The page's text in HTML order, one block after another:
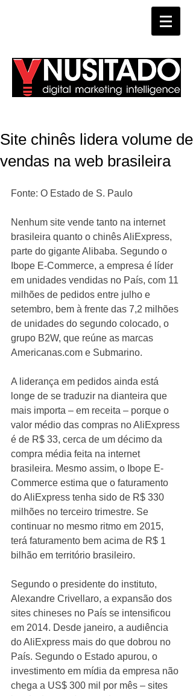
Site chinês lidera volume de
vendas na web brasileira
Fonte: O Estado de S. Paulo
Nenhum site vende tanto na internet
brasileira quanto o chinês AliExpress,
parte do gigante Alibaba. Segundo o
Ibope E-Commerce, a empresa é líder
em unidades vendidas no País, com 11
milhões de pedidos entre julho e
setembro, bem à frente das 7,2 milhões
de unidades do segundo colocado, o
grupo B2W, que reúne as marcas
Americanas.com e Submarino.
A liderança em pedidos ainda está
longe de se traduzir na dianteira que
mais importa – em receita – porque o
valor médio das compras no AliExpress
é de R$ 33, cerca de um décimo da
compra média feita na internet
brasileira. Mesmo assim, o Ibope E-
Commerce estima que o faturamento
do AliExpress tenha sido de R$ 330
milhões no terceiro trimestre. Se
continuar no mesmo ritmo em 2015,
terá faturamento bem acima de R$ 1
bilhão em território brasileiro.
Segundo o presidente do instituto,
Alexandre Crivellaro, a expansão dos
sites chineses no País se intensificou
em 2014. Desde janeiro, a audiência
do AliExpress mais do que dobrou no
País. Segundo o Estado apurou, o
investimento em mídia da empresa não
chega a US$ 300 mil por mês – sites